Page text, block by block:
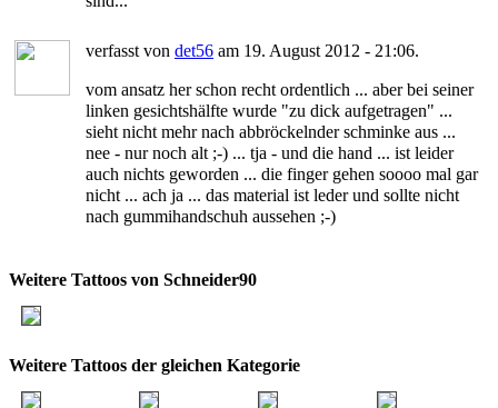
verfasst von det56 am 19. August 2012 - 21:06.
vom ansatz her schon recht ordentlich ... aber bei seiner
linken gesichtshälfte wurde "zu dick aufgetragen" ...
sieht nicht mehr nach abbröckelnder schminke aus ...
nee - nur noch alt ;-) ... tja - und die hand ... ist leider
auch nichts geworden ... die finger gehen soooo mal gar
nicht ... ach ja ... das material ist leder und sollte nicht
nach gummihandschuh aussehen ;-)
Weitere Tattoos von Schneider90
Weitere Tattoos der gleichen Kategorie